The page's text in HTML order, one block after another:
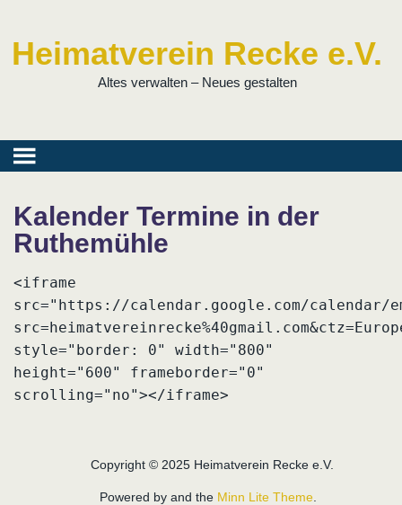
Heimatverein Recke e.V.
Altes verwalten – Neues gestalten
Kalender Termine in der
Ruthemühle
<iframe
src="https://calendar.google.com/calendar/
style="border: 0" width="800"
height="600" frameborder="0"
scrolling="no"></iframe>
Copyright © 2025 Heimatverein Recke e.V.
Powered by and the Minn Lite Theme.